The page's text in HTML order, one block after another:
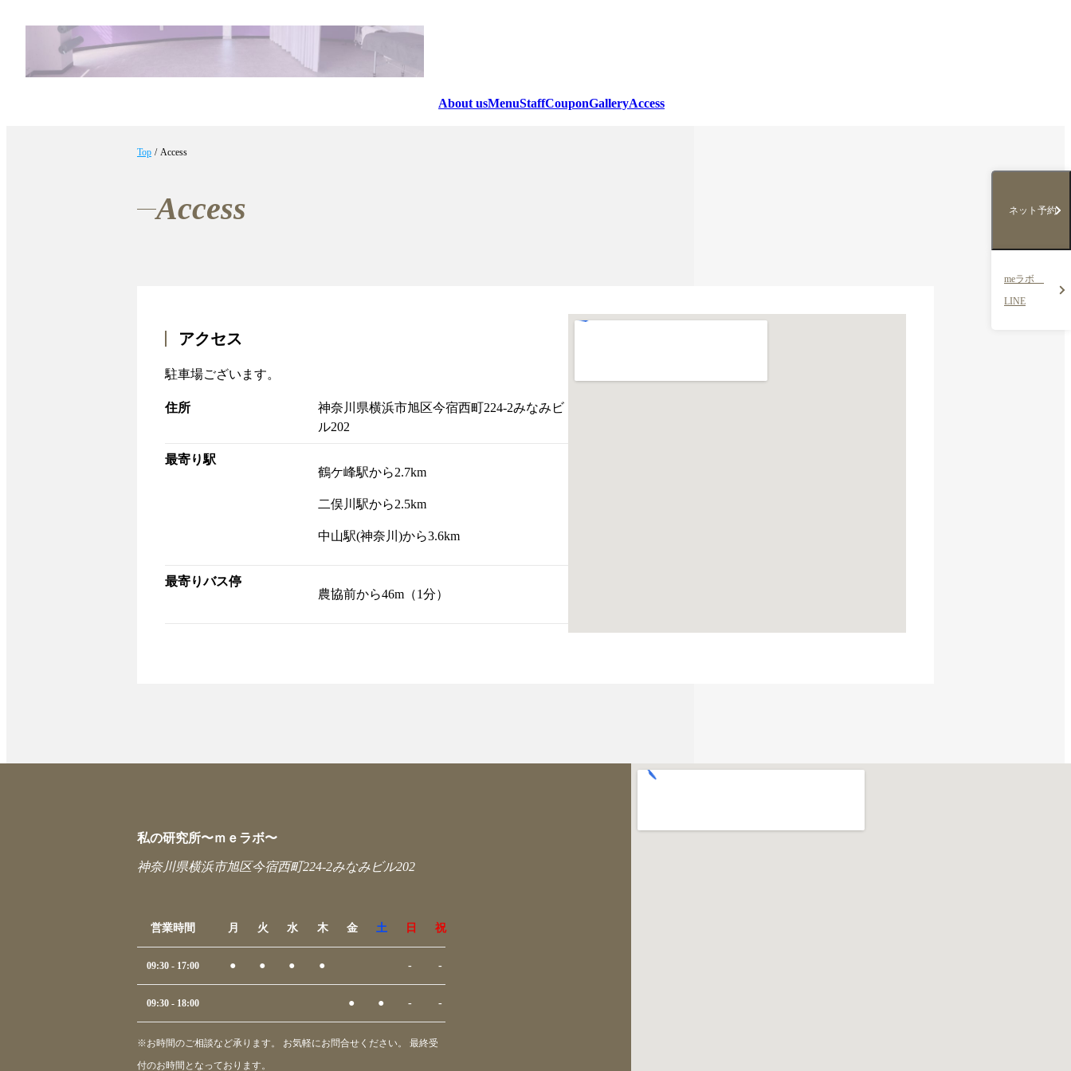
About usMenuStaffCouponGalleryAccess
Top / Access
Access
アクセス
駐車場ございます。
住所
神奈川県横浜市旭区今宿西町224-2みなみビ
ル202
最寄り駅
鶴ケ峰駅から2.7km
二俣川駅から2.5km
中山駅(神奈川)から3.6km
最寄りバス停
農協前から46m（1分）
私の研究所〜ｍｅラボ〜
神奈川県横浜市旭区今宿西町224-2みなみビル202
営業時間 月 火 水 木 金 土 日 祝
09:30 - 17:00 ● ● ● ● - -
09:30 - 18:00 ● ● - -
※お時間のご相談など承ります。 お気軽にお問合せください。 最終受
付のお時間となっております。
ネット予約
meラボ
LINE